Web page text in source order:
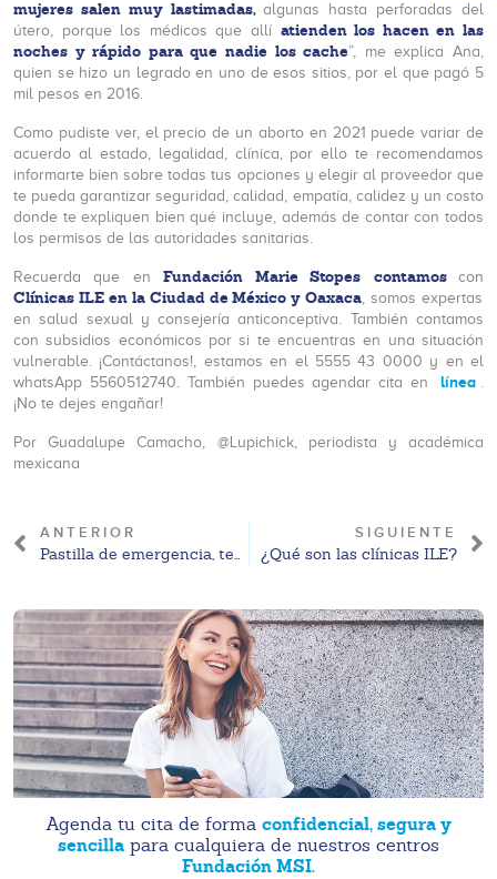
mujeres salen muy lastimadas,algunas hasta perforadas del
útero, porque los médicos que allí atienden los hacen en las
noches y rápido para que nadie los cache”, me explica Ana,
quien se hizo un legrado en uno de esos sitios, por el que pagó 5
mil pesos en 2016.
Como pudiste ver, el precio de un aborto en 2021 puede variar de
acuerdo al estado, legalidad, clínica, por ello te recomendamos
informarte bien sobre todas tus opciones y elegir al proveedor que
te pueda garantizar seguridad, calidad, empatía, calidez y un costo
donde te expliquen bien qué incluye, además de contar con todos
los permisos de las autoridades sanitarias.
Recuerda que enFundación Marie Stopes contamoscon
Clínicas ILE en la Ciudad de México y Oaxaca, somos expertas
en salud sexual y consejería anticonceptiva. También contamos
con subsidios económicos por si te encuentras en una situación
vulnerable. ¡Contáctanos!, estamos en el 5555 43 0000 y en el
whatsApp 5560512740. También puedes agendar cita en
línea .
¡No te dejes engañar!
Por Guadalupe Camacho, @Lupichick, periodista y académica
mexicana
ANTERIOR
Pastilla de emergencia, testimonios de mujeres.
SIGUIENTE
¿Qué son las clínicas ILE?
Agenda tu cita de forma confidencial, segura y
sencilla para cualquiera de nuestros centros
Fundación MSI.